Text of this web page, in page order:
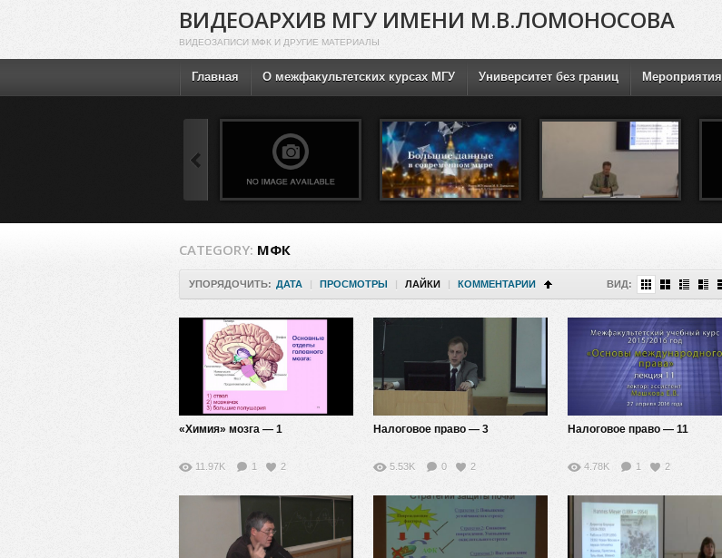
ВИДЕОАРХИВ МГУ ИМЕНИ М.В.ЛОМОНОСОВА
ВИДЕОЗАПИСИ МФК И ДРУГИЕ МАТЕРИАЛЫ
Главная О межфакультетских курсах МГУ Университет без границ Мероприятия
CATEGORY: МФК
УПОРЯДОЧИТЬ: ДАТА | ПРОСМОТРЫ | ЛАЙКИ | КОММЕНТАРИИ ВИД:
«Химия» мозга — 1
11.97K 1 2
Налоговое право — 3
5.53K 0 2
Налоговое право — 11
4.78K 1 2